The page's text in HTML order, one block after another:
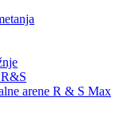
arene R & S Max